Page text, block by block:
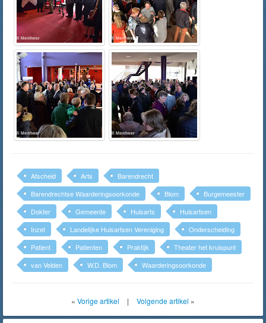
Afscheid Arts
Barendrecht
Barendrechtse Waarderingsoorkonde
Blom
Burgemeester
Dokter
Gemeente Huisarts
Huisartsen
Inzet
Landelijke Huisartsen Vereniging
Onderscheiding
Patient
Patienten Praktijk
Theater het kruispunt
van Velden
W.D. Blom Waarderingsoorkonde
« Vorige artikel | Volgende artikel »